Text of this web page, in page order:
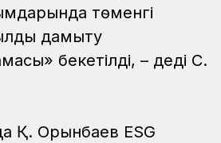
төменгі
дамыту
бекетілді, – деді С.
Қ. Орынбаев ESG